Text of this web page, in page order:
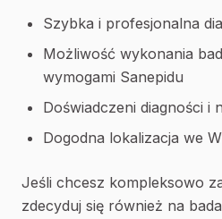
Szybka i profesjonalna
Możliwość wykonania
wymogami Sanepidu
Doświadczeni diagności i
Dogodna lokalizacja we
Jeśli chcesz kompleksowo
zdecyduj się również na